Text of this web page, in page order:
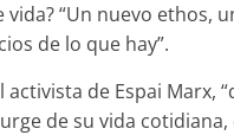
vida? “Un nuevo ethos,
de lo que hay”.
activista de Espai Marx,
de su vida